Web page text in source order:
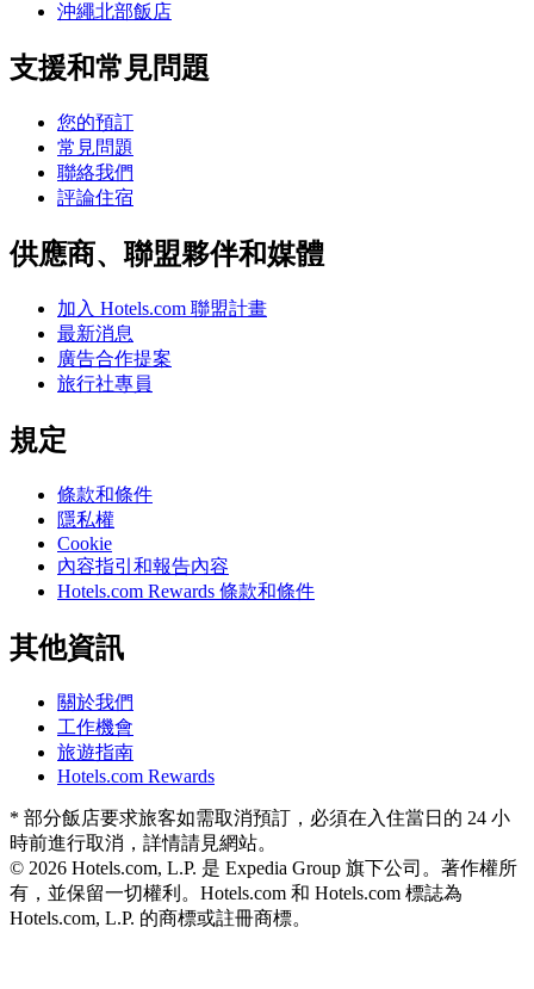
沖繩北部飯店
支援和常見問題
您的預訂
常見問題
聯絡我們
評論住宿
供應商、聯盟夥伴和媒體
加入 Hotels.com 聯盟計畫
最新消息
廣告合作提案
旅行社專員
規定
條款和條件
隱私權
Cookie
內容指引和報告內容
Hotels.com Rewards 條款和條件
其他資訊
關於我們
工作機會
旅遊指南
Hotels.com Rewards
* 部分飯店要求旅客如需取消預訂，必須在入住當日的 24 小
時前進行取消，詳情請見網站。
© 2026 Hotels.com, L.P. 是 Expedia Group 旗下公司。著作權所
有，並保留一切權利。 Hotels.com 和 Hotels.com 標誌為
Hotels.com, L.P. 的商標或註冊商標。